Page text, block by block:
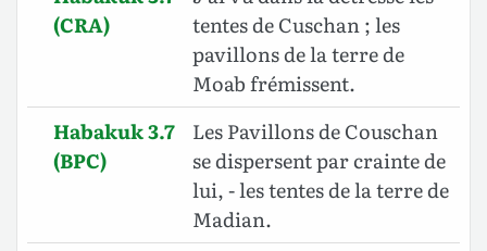
(CRA)
tentes de Cuschan ; les
pavillons de la terre de
Moab frémissent.
Habakuk 3.7
(BPC)
Les Pavillons de Couschan
se dispersent par crainte de
lui, - les tentes de la terre de
Madian.